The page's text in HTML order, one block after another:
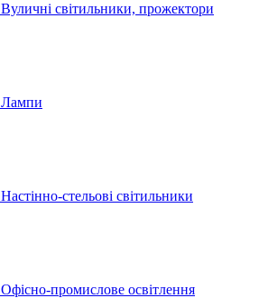
Вуличні світильники, прожектори
Лампи
Настінно-стельові світильники
Офісно-промислове освітлення